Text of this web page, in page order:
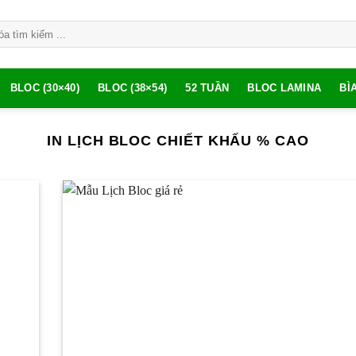
BLOC (30×40) BLOC (38×54) 52 TUẦN BLOC LAMINA
IN LỊCH BLOC CHIẾT KHẤU % CAO